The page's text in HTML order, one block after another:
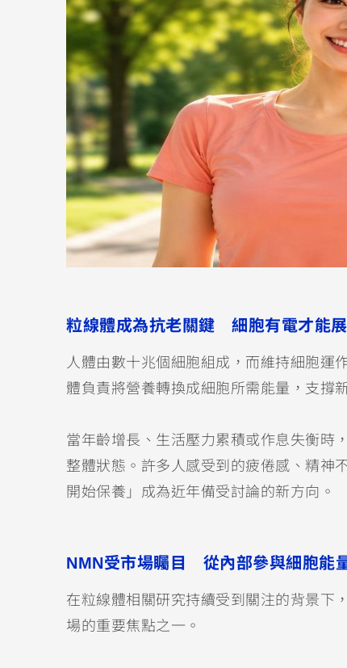
粒線體成為抗老關鍵 細胞有電才能
人體由數十兆個細胞組成，而維持細胞運
體負責將營養轉換成細胞所需能量，支撐
當年齡增長、生活壓力累積或作息失衡時
整體狀態。許多人感受到的疲倦感、精神
開始保養」成為近年備受討論的新方向。
NMN受市場矚目 從內部參與細胞能
在粒線體相關研究持續受到關注的背景下
場的重要焦點之一。